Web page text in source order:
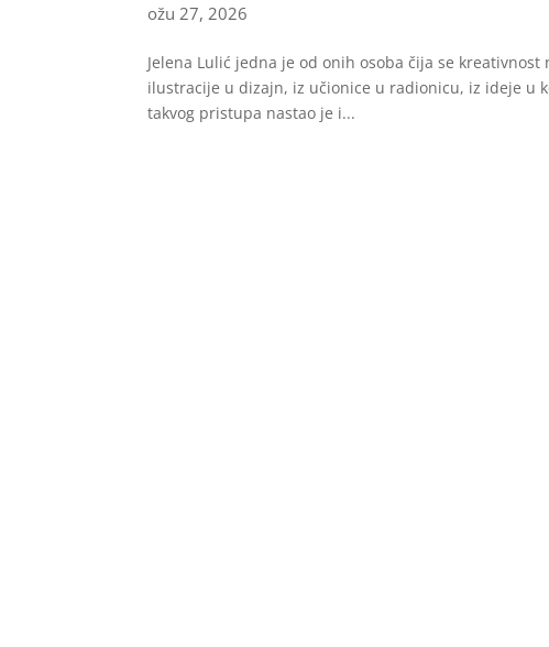
ožu 27, 2026
Jelena Lulić jedna je od onih osoba čija se
ilustracije u dizajn, iz učionice u radionicu, iz ideje u
takvog pristupa nastao je i...